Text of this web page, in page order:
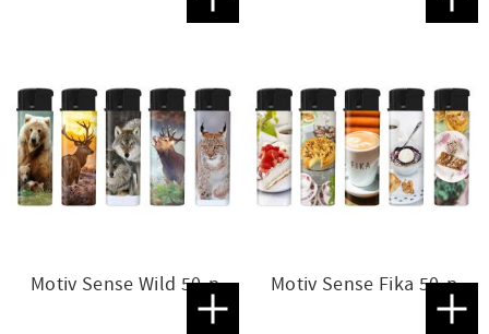
Lägg till i favoriter
Motiv Sense Wild 50-p
Lägg till i favoriter
Motiv Sense Fika 50-p